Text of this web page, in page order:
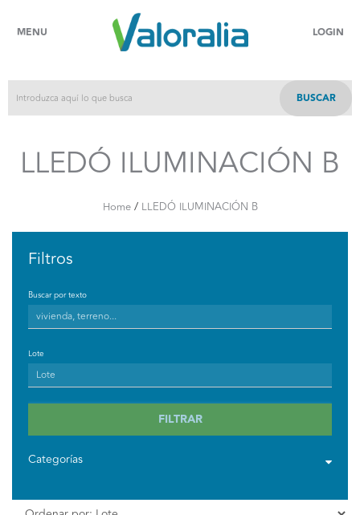
MENU LOGIN
BUSCAR
LLEDÓ ILUMINACIÓN B
Home/ LLEDÓ ILUMINACIÓN B
Filtros
Buscar por texto
Lote
FILTRAR
Categorías